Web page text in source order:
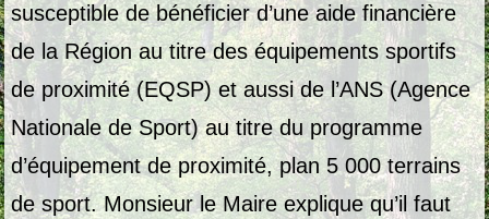
susceptible de bénéficier d’une aide financière
de la Région au titre des équipements sportifs
de proximité (EQSP) et aussi de l’ANS (Agence
Nationale de Sport) au titre du programme
d’équipement de proximité, plan 5 000 terrains
de sport. Monsieur le Maire explique qu’il faut